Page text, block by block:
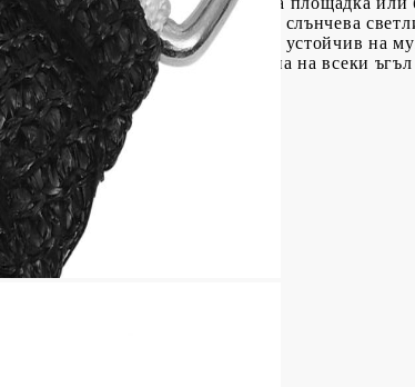
ви предпазва от пряка слънчева
е специално обработен, за да е устойчив на
елементи от неръждаема стомана на всеки
висока плътност)